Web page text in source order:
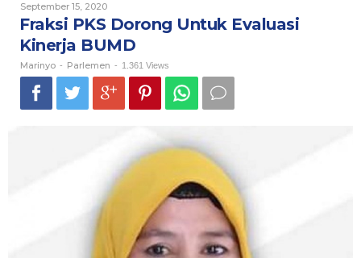
Evaluasi
Kinerja
BUMD
September 15, 2020
Marinyo
Fraksi PKS Dorong Untuk Evaluasi
Kinerja BUMD
Marinyo - Parlemen - 1.361 Views